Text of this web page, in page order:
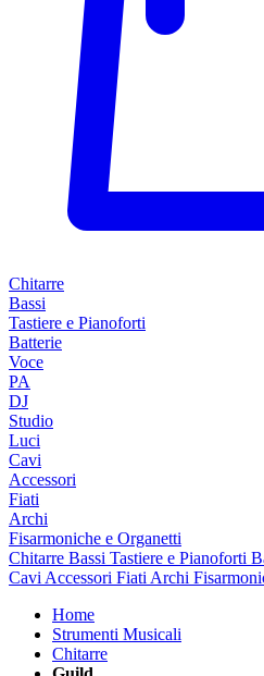
Chitarre
Bassi
Tastiere e Pianoforti
Batterie
Voce
PA
DJ
Studio
Luci
Cavi
Accessori
Fiati
Archi
Fisarmoniche e Organetti
Chitarre Bassi Tastiere e Pianoforti
Cavi Accessori Fiati Archi
Home
Strumenti Musicali
Chitarre